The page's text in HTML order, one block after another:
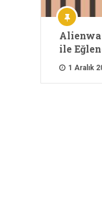
ile
1 Aralık